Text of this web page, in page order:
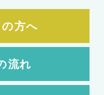
方へ
流れ